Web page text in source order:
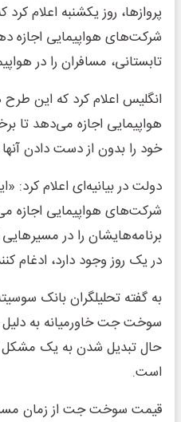
پروازها، روز یکشنبه اعلام
شرکت‌های هواپیمایی اجازه
تابستانی، مسافران را در
انگلیس اعلام کرد که این
هواپیمایی اجازه می‌دهد تا
خود را بدون از دست دادن
دولت در بیانیه‌ای اعلام کرد:
شرکت‌های هواپیمایی اجازه
برنامه‌هایشان را در
در یک روز وجود دارد، ادغام
به گفته تحلیلگران بانک
سوخت جت خاورمیانه به
حال تبدیل شدن به یک مشکل
است.
قیمت سوخت جت از زمان